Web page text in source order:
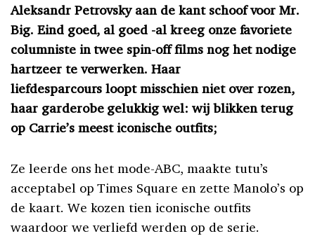
Aleksandr Petrovsky aan de kant schoof voor Mr.
Big. Eind goed, al goed -al kreeg onze favoriete
columniste in twee spin-off films nog het nodige
hartzeer te verwerken. Haar
liefdesparcours loopt misschien niet over rozen,
haar garderobe gelukkig wel: wij blikken terug
op Carrie’s meest iconische outfits;
Ze leerde ons het mode-ABC, maakte tutu’s
acceptabel op Times Square en zette Manolo’s op
de kaart. We kozen tien iconische outfits
waardoor we verliefd werden op de serie.